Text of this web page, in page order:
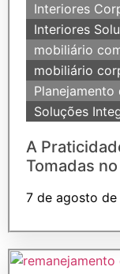
Interiores
Interiores
mobiliário
mobiliário
Soluções
A
Tomadas
7 de agosto